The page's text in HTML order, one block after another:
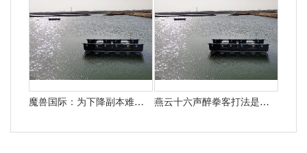
魔兽国际：为下降副本难度暴雪决议添加怪物50%血量 燕云十六声醉拳客打法是什么 悄悄告知你燕云十六声怎样打醉拳客